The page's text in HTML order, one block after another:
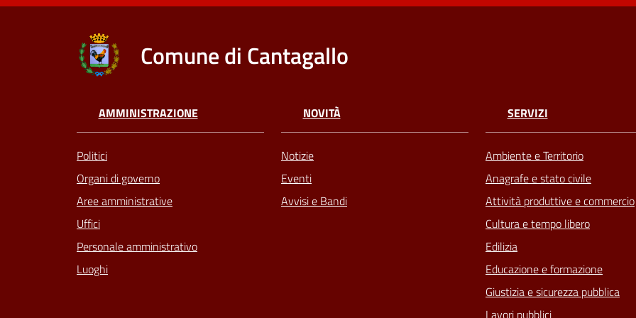
Comune di Cantagallo
AMMINISTRAZIONE
Politici
Organi di governo
Aree amministrative
Uffici
Personale amministrativo
Luoghi
NOVITÀ
Notizie
Eventi
Avvisi e Bandi
SERVIZI
Ambiente e Territorio
Anagrafe e stato civile
Attività produttive e commercio
Cultura e tempo libero
Edilizia
Educazione e formazione
Giustizia e sicurezza pubblica